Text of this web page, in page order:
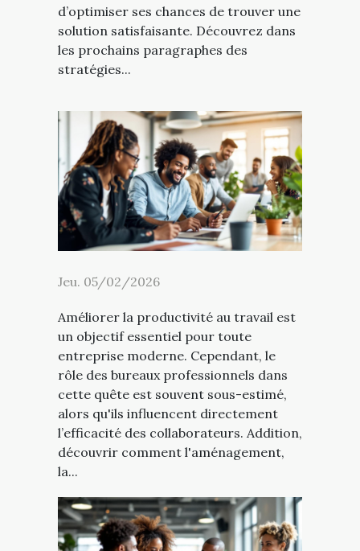
d’optimiser ses chances de trouver une
solution satisfaisante. Découvrez dans
les prochains paragraphes des
stratégies...
Jeu. 05/02/2026
Améliorer la productivité au travail est
un objectif essentiel pour toute
entreprise moderne. Cependant, le
rôle des bureaux professionnels dans
cette quête est souvent sous-estimé,
alors qu'ils influencent directement
l’efficacité des collaborateurs. Addition,
découvrir comment l'aménagement,
la...